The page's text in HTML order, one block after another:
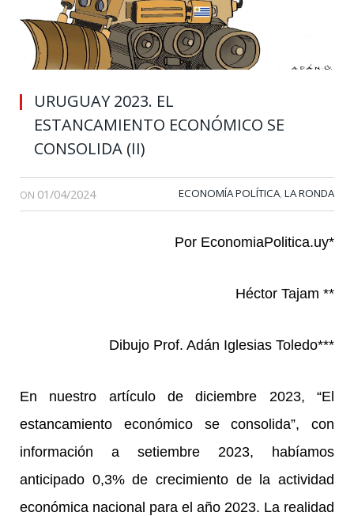
URUGUAY 2023. EL
ESTANCAMIENTO ECONÓMICO SE
CONSOLIDA (II)
ON 01/04/2024 ECONOMÍA POLÍTICA, LA RONDA
Por EconomiaPolitica.uy*
Héctor Tajam **
Dibujo Prof. Adán Iglesias Toledo***
En nuestro artículo de diciembre 2023, “El
estancamiento económico se consolida”, con
información a setiembre 2023, habíamos
anticipado 0,3% de crecimiento de la actividad
económica nacional para el año 2023. La realidad